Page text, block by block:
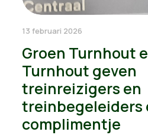
13 februari 2026
Groen Turnhout
Turnhout geven
treinreizigers en
treinbegeleiders
complimentje